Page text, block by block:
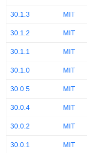
30.1.3 MIT
30.1.2 MIT
30.1.1 MIT
30.1.0 MIT
30.0.5 MIT
30.0.4 MIT
30.0.2 MIT
30.0.1 MIT